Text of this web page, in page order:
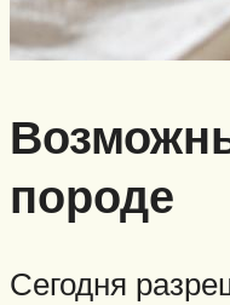
породе
Сегодня